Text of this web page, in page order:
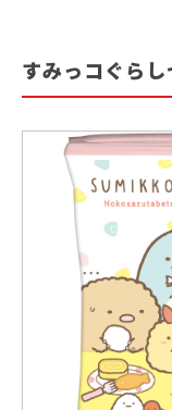
サステナビリティ
すみっコぐらし